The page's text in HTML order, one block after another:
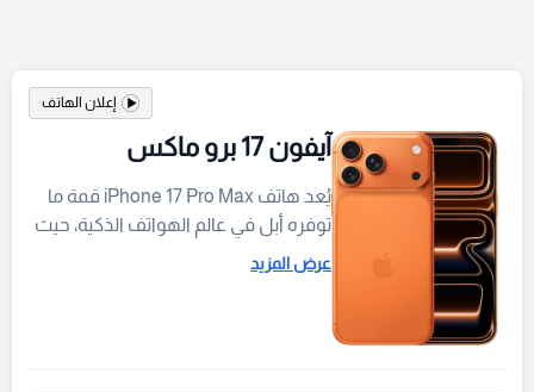
إعلان الهاتف
آيفون 17 برو ماكس
يُعد هاتف iPhone 17 Pro Max قمة ما
توفره أبل في عالم الهواتف الذكية، حيث
يجمع بين التصميم العصري الجذاب بلونه
عرض المزيد